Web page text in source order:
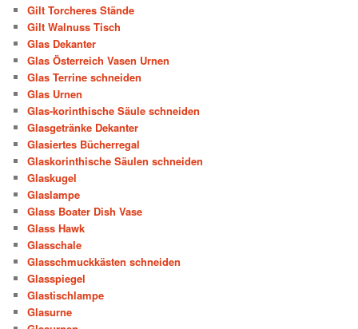
Gilt Torcheres Stände
Gilt Walnuss Tisch
Glas Dekanter
Glas Österreich Vasen Urnen
Glas Terrine schneiden
Glas Urnen
Glas-korinthische Säule schneiden
Glasgetränke Dekanter
Glasiertes Bücherregal
Glaskorinthische Säulen schneiden
Glaskugel
Glaslampe
Glass Boater Dish Vase
Glass Hawk
Glasschale
Glasschmuckkästen schneiden
Glasspiegel
Glastischlampe
Glasurne